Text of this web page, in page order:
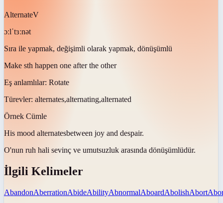
AlternateV
ɔːlˈtɜːnət
Sıra ile yapmak, değişimli olarak yapmak, dönüşümlü
Make sth happen one after the other
Eş anlamlılar: Rotate
Türevler: alternates,alternating,alternated
Örnek Cümle
His mood alternatesbetween joy and despair.
O'nun ruh hali sevinç ve umutsuzluk arasında dönüşümlüdür.
İlgili Kelimeler
AbandonAberrationAbideAbilityAbnormalAboardAbolishAbort